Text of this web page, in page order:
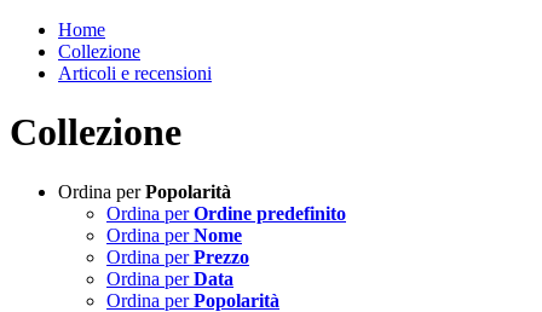
Home
Collezione
Articoli e recensioni
Collezione
Ordina perPopolarità
Ordina perOrdine predefinito
Ordina perNome
Ordina perPrezzo
Ordina perData
Ordina perPopolarità